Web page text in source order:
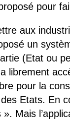
pour
aux
un
(Etat ou
librement
pour la
Etats. En
». Mais